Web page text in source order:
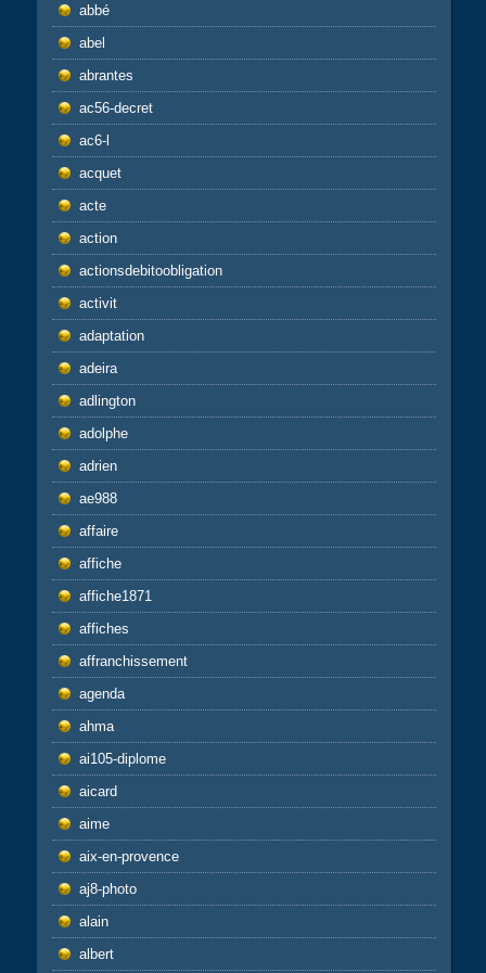
abbé
abel
abrantes
ac56-decret
ac6-l
acquet
acte
action
actionsdebitoobligation
activit
adaptation
adeira
adlington
adolphe
adrien
ae988
affaire
affiche
affiche1871
affiches
affranchissement
agenda
ahma
ai105-diplome
aicard
aime
aix-en-provence
aj8-photo
alain
albert